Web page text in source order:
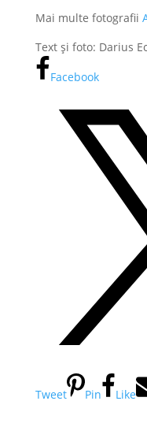
Mai multe fotografii
Text și foto: Darius
Facebook
Tweet Pin Like